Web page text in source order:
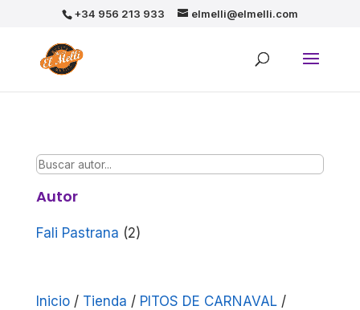
+34 956 213 933 elmelli@elmelli.com
Autor
Fali Pastrana (2)
Inicio/ Tienda / PITOS DE CARNAVAL/